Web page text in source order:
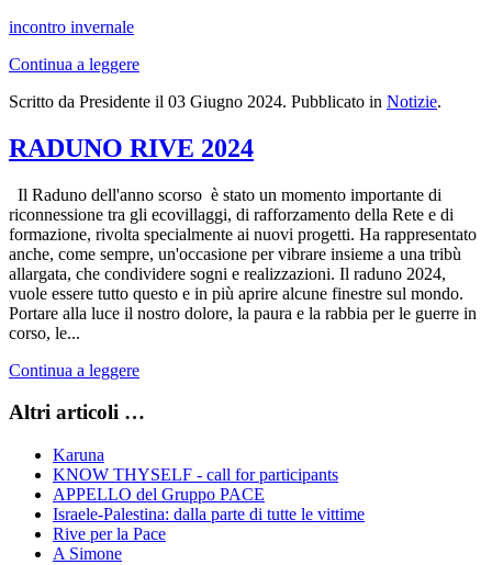
incontro invernale
Continua a leggere
Scritto da Presidente il 03 Giugno 2024. Pubblicato in Notizie.
RADUNO RIVE 2024
Il Raduno dell'anno scorso è stato un momento importante di
riconnessione tra gli ecovillaggi, di rafforzamento della Rete e di
formazione, rivolta specialmente ai nuovi progetti. Ha rappresentato
anche, come sempre, un'occasione per vibrare insieme a una tribù
allargata, che condividere sogni e realizzazioni. Il raduno 2024,
vuole essere tutto questo e in più aprire alcune finestre sul mondo.
Portare alla luce il nostro dolore, la paura e la rabbia per le guerre in
corso, le...
Continua a leggere
Altri articoli …
Karuna
KNOW THYSELF - call for participants
APPELLO del Gruppo PACE
Israele-Palestina: dalla parte di tutte le vittime
Rive per la Pace
A Simone